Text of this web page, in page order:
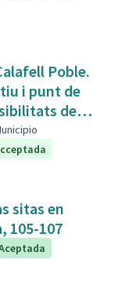
Poble.
i punt de
del
105-107